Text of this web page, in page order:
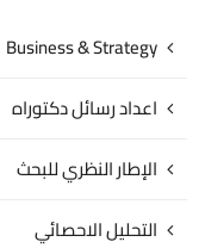
Business & Strategy
اعداد رسائل دكتوراه
الإطار النظري للبحث
التحليل الاحصائي